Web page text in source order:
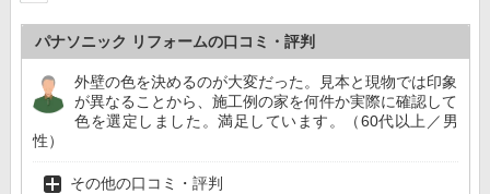
パナソニック リフォームの口コミ・評判
外壁の色を決めるのが大変だった。見本と現物では印象
が異なることから、施工例の家を何件か実際に確認して
色を選定しました。満足しています。（60代以上／男
性）
その他の口コミ・評判